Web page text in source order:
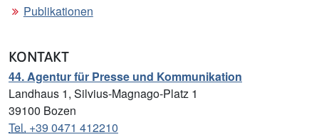
Publikationen
KONTAKT
44. Agentur für Presse und Kommunikation
Landhaus 1, Silvius-Magnago-Platz 1
39100 Bozen
Tel. +39 0471 412210